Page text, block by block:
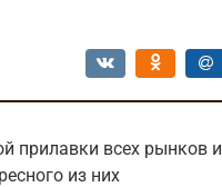
прилавки всех рынков и
из них